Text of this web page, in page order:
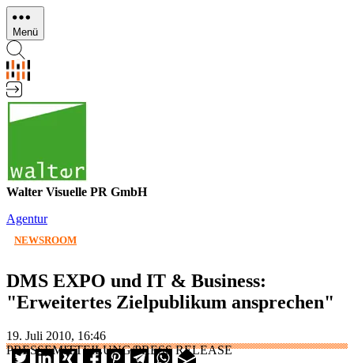
Direkt
zum
Inhalt
Menü
Walter Visuelle PR GmbH
Agentur
NEWSROOM
DMS EXPO und IT & Business:
"Erweitertes Zielpublikum ansprechen"
19. Juli 2010, 16:46
PRESSEMITTEILUNG/PRESS RELEASE